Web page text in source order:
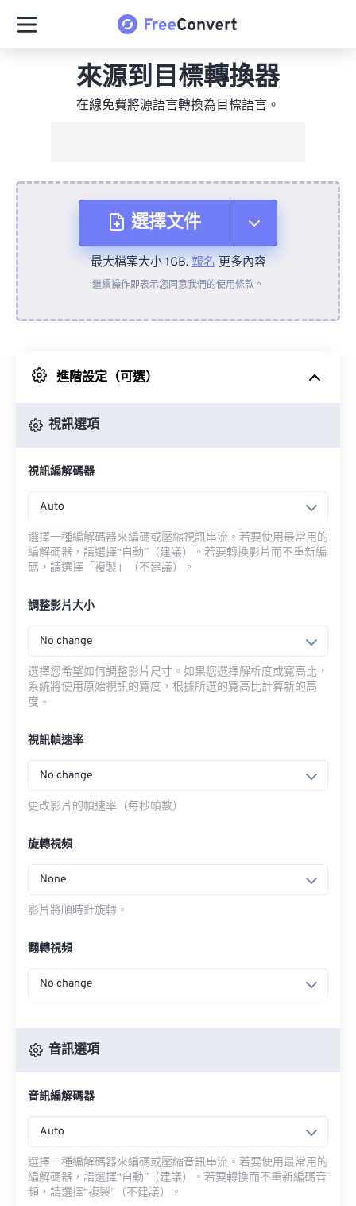
來源到目標轉換器
在線免費將源語言轉換為目標語言。
選擇文件
來自裝置
來自 Google 雲端硬碟
最大檔案大小 1GB.報名更多內容
繼續操作即表示您同意我們的使用條款 。
進階設定（可選）
視訊選項
視訊編解碼器
Auto
選擇一種編解碼器來編碼或壓縮視訊串流。若要使用最常用的
編解碼器，請選擇“自動”（建議）。若要轉換影片而不重新編
碼，請選擇「複製」（不建議）。
調整影片大小
No change
選擇您希望如何調整影片尺寸。如果您選擇解析度或寬高比，
系統將使用原始視訊的寬度，根據所選的寬高比計算新的高
度。
視訊幀速率
No change
更改影片的幀速率（每秒幀數）
旋轉視頻
None
影片將順時針旋轉。
翻轉視頻
No change
音訊選項
音訊編解碼器
Auto
選擇一種編解碼器來編碼或壓縮音訊串流。若要使用最常用的
編解碼器，請選擇“自動”（建議）。若要轉換而不重新編碼音
頻，請選擇“複製”（不建議）。